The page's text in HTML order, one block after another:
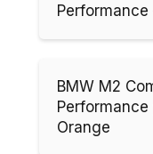
BMW M2
Orange